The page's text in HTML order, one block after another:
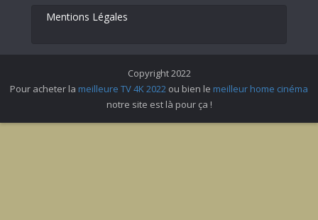
Mentions Légales
Copyright 2022
Pour acheter la meilleure TV 4K 2022 ou bien le meilleur home cinéma
notre site est là pour ça !